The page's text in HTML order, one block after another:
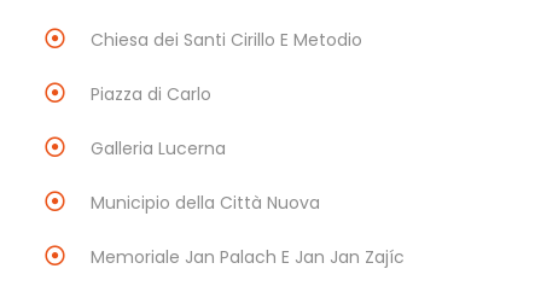
Chiesa dei Santi Cirillo E Metodio
Piazza di Carlo
Galleria Lucerna
Municipio della Città Nuova
Memoriale Jan Palach E Jan Jan Zajíc